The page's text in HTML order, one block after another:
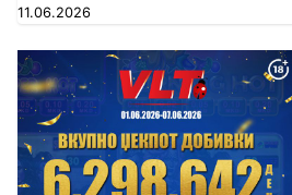
11.06.2026